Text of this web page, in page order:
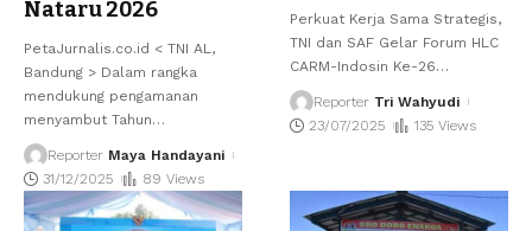
Nataru 2026
PetaJurnalis.co.id < TNI AL,
Bandung > Dalam rangka
mendukung pengamanan
menyambut Tahun…
Reporter Maya Handayani
31/12/2025
89 Views
Perkuat Kerja Sama Strategis,
TNI dan SAF Gelar Forum HLC
CARM-Indosin Ke-26…
Reporter Tri Wahyudi
23/07/2025
135 Views